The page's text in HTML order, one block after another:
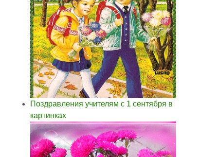
Поздравления учителям с 1 сентября в
картинках